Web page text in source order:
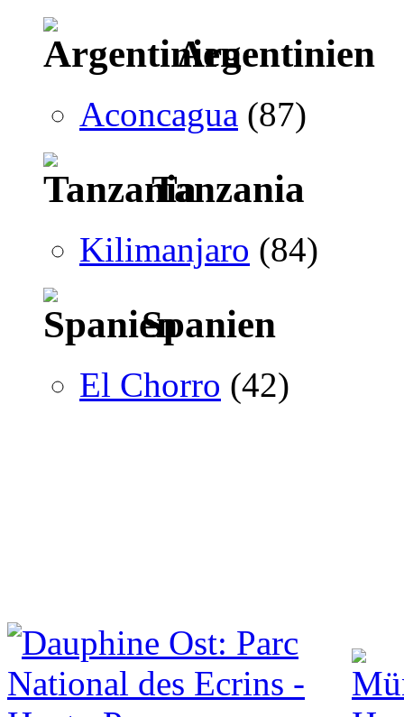
Argentinien
Aconcagua (87)
Tanzania
Kilimanjaro (84)
Spanien
El Chorro (42)